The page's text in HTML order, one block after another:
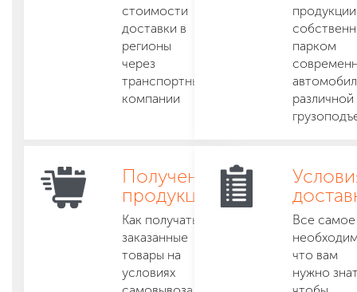
стоимости
доставки в
регионы
через
транспортные
компании
продукции
парком
различной
Получение
продукции
Как получать
заказанные
товары на
условиях
Все самое
что вам
нужно